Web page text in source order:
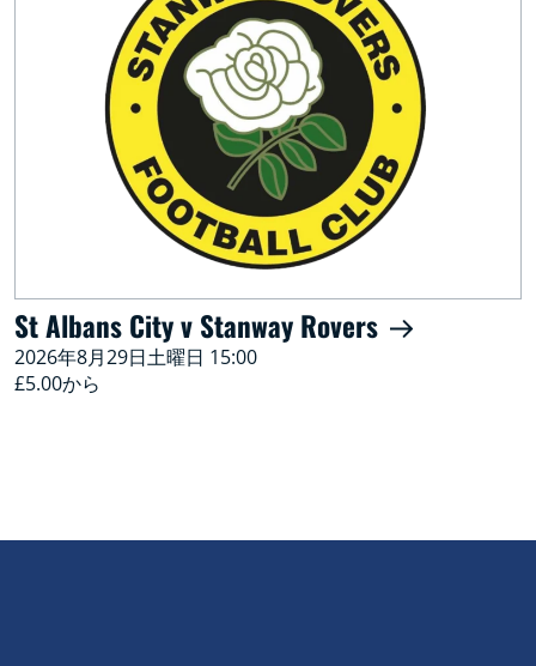
St Albans City v Stanway Rovers
2026年8月29日土曜日 15:00
£5.00から